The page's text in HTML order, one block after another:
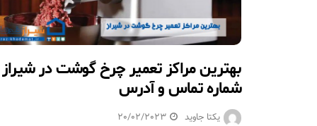
بهترین مراکز تعمیر چرخ گوشت در
شماره تماس و آدرس
یکتا جاوید 20/02/2023